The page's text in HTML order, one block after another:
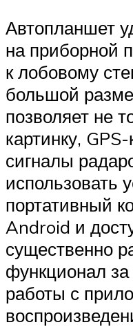
Автопланшет
на приборной
к лобовому
большой
позволяет не
картинку,
сигналы
использовать
портативный
Android и
существенно
функционал
работы с